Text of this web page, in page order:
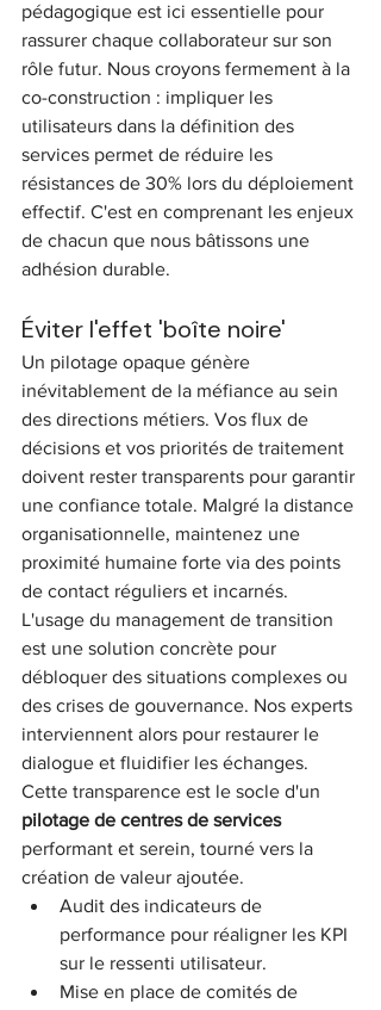
pédagogique est ici essentielle pour
rassurer chaque collaborateur sur son
rôle futur. Nous croyons fermement à la
co-construction : impliquer les
utilisateurs dans la définition des
services permet de réduire les
résistances de 30% lors du déploiement
effectif. C'est en comprenant les enjeux
de chacun que nous bâtissons une
adhésion durable.
Éviter l'effet 'boîte noire'
Un pilotage opaque génère
inévitablement de la méfiance au sein
des directions métiers. Vos flux de
décisions et vos priorités de traitement
doivent rester transparents pour garantir
une confiance totale. Malgré la distance
organisationnelle, maintenez une
proximité humaine forte via des points
de contact réguliers et incarnés.
L'usage du management de transition
est une solution concrète pour
débloquer des situations complexes ou
des crises de gouvernance. Nos experts
interviennent alors pour restaurer le
dialogue et fluidifier les échanges.
Cette transparence est le socle d'un
pilotage de centres de services
performant et serein, tourné vers la
création de valeur ajoutée.
Audit des indicateurs de
performance pour réaligner les KPI
sur le ressenti utilisateur.
Mise en place de comités de